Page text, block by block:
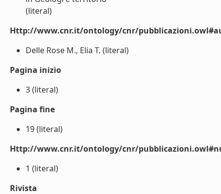
(literal)
Http://www.cnr.it/ontology/cnr/
Delle Rose M., Elia T. (literal)
Pagina inizio
3 (literal)
Pagina fine
19 (literal)
Http://www.cnr.it/ontology/cnr/
1 (literal)
Rivista